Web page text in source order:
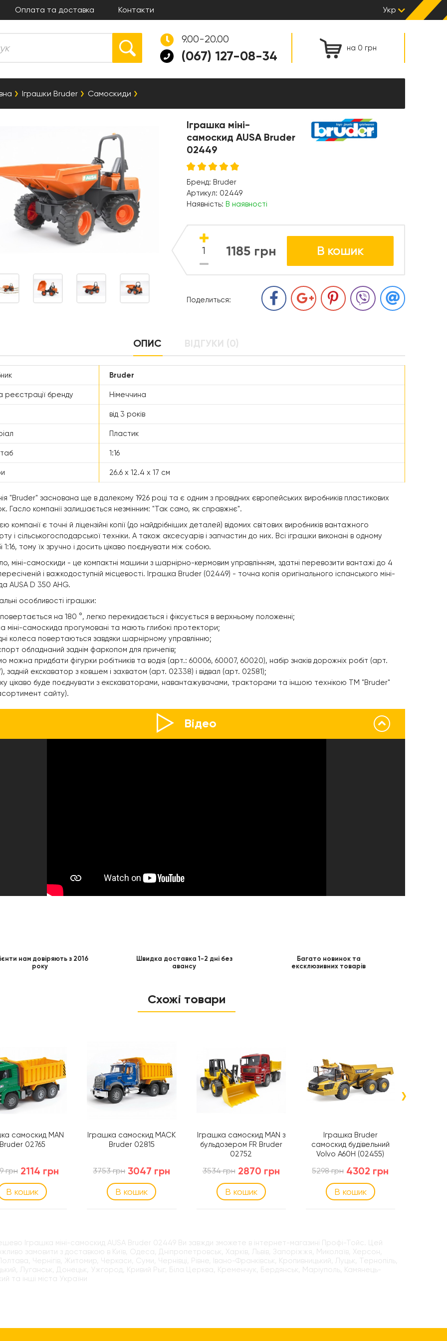
Оплата та доставка Контакти Укр
на 0 грн
9.00-20.00
(067) 127-08-34
Іграшки Bruder Самоскиди
Іграшка міні-
самоскид AUSA Bruder
02449
Бренд: Bruder
Артикул: 02449
Наявність: В наявності
1185 грн В кошик
Поделиться:
ОПИС ВІДГУКИ (0)
Bruder
реєстрації бренду Німеччина
від 3 років
Пластик
1:16
26.6 х 12.4 х 17 см
"Bruder" заснована ще в далекому 1926 році та є одним з провідних європейських виробників пластикових
Гасло компанії залишається незмінним: "Так само, як справжнє".
компанії є точні й ліцензійні копії (до найдрібніших деталей) відомих світових виробників вантажного
і сільськогосподарської техніки. А також аксесуарів і запчастин до них. Всі іграшки виконані в одному
тому їх зручно і досить цікаво поєднувати між собою.
міні-самоскиди - це компактні машини з шарнірно-кермовим управлінням, здатні перевозити вантажі до 4
і важкодоступній місцевості. Іграшка Bruder (02449) - точна копія оригінального іспанського міні-
AUSA D 350 AHG.
особливості іграшки:
повертається на 180 °, легко перекидається і фіксується в верхньому положенні;
міні-самоскида прогумовані та мають глибокі протектори;
колеса повертаються завдяки шарнірному управлінню;
обладнаний заднім фаркопом для причепів;
можна придбати фігурки робітників та водія (арт.: 60006, 60007, 60020), набір знаків дорожніх робіт (арт.
задній екскаватор з ковшем і захватом (арт. 02338) і відвал (арт. 02581);
цікаво буде поєднувати з екскаваторами, навантажувачами, тракторами та іншою технікою ТМ "Bruder"
сайту).
Відео
нам довіряють з 2016
року
Швидка доставка 1-2 дні без
авансу
Багато новинок та
ексклюзивних товарів
Схожі товари
самоскид MAN
Bruder 02765
грн 2114 грн
В кошик
Іграшка самоскид MACK
Bruder 02815
3753 грн 3047 грн
В кошик
Іграшка самоскид MAN з
бульдозером FR Bruder
02752
3534 грн 2870 грн
В кошик
Іграшка Bruder
самоскид будівельний
Volvo A60H (02455)
5298 грн 4302 грн
В кошик
›
Іграшка міні-самоскид AUSA Bruder 02449 Ви завжди зможете в інтернет-магазині Профі-Тойс. Цей
замовити з доставкою в Київ, Одеса, Дніпропетровськ, Харків, Львів, Запоріжжя, Миколаїв, Херсон,
Чернігів, Житомир, Черкаси, Суми, Чернівці, Рівне, Івано-Франківськ, Кропивницький, Луцьк, Тернопіль,
Луганськ, Донецьк, Ужгород, Кривий Рыг, Біла Церква, Кременчук, Бердянськ, Маріуполь, Камянець-
та інші міста України